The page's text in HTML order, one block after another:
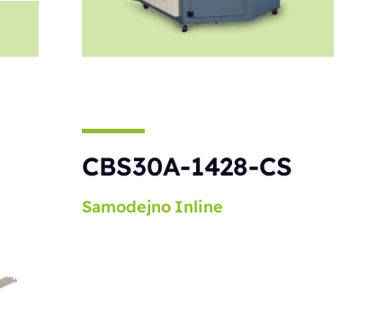
CBS30A-1428-CS
Samodejno Inline